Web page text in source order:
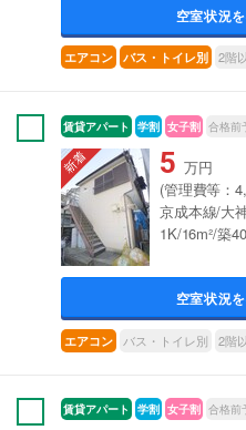
空室状況
エアコン バス・トイレ別 2階
賃貸アパート 学割 女子割 合格前
5 万円
(管理費等：
京成本線/大
1K/16m²/築
空室状況
エアコン バス・トイレ別 2階
賃貸アパート 学割 女子割 合格前